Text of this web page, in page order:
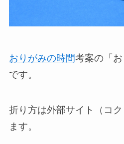
おりがみの時間考案の「お
です。
折り方は外部サイト（コ
ます。